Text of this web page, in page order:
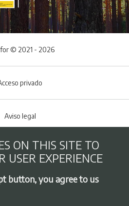
© 2021 - 2026
privado
Aviso legal
policy
Privacy Policy
ON THIS SITE TO
USER EXPERIENCE
button, you agree to us